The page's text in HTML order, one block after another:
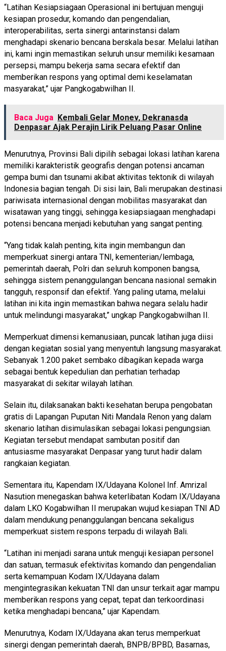
“Latihan Kesiapsiagaan Operasional ini bertujuan menguji
kesiapan prosedur, komando dan pengendalian,
interoperabilitas, serta sinergi antarinstansi dalam
menghadapi skenario bencana berskala besar. Melalui latihan
ini, kami ingin memastikan seluruh unsur memiliki kesamaan
persepsi, mampu bekerja sama secara efektif dan
memberikan respons yang optimal demi keselamatan
masyarakat,” ujar Pangkogabwilhan II.
Baca Juga Kembali Gelar Monev, Dekranasda
Denpasar Ajak Perajin Lirik Peluang Pasar Online
Menurutnya, Provinsi Bali dipilih sebagai lokasi latihan karena
memiliki karakteristik geografis dengan potensi ancaman
gempa bumi dan tsunami akibat aktivitas tektonik di wilayah
Indonesia bagian tengah. Di sisi lain, Bali merupakan destinasi
pariwisata internasional dengan mobilitas masyarakat dan
wisatawan yang tinggi, sehingga kesiapsiagaan menghadapi
potensi bencana menjadi kebutuhan yang sangat penting.
“Yang tidak kalah penting, kita ingin membangun dan
memperkuat sinergi antara TNI, kementerian/lembaga,
pemerintah daerah, Polri dan seluruh komponen bangsa,
sehingga sistem penanggulangan bencana nasional semakin
tangguh, responsif dan efektif. Yang paling utama, melalui
latihan ini kita ingin memastikan bahwa negara selalu hadir
untuk melindungi masyarakat,” ungkap Pangkogabwilhan II.
Memperkuat dimensi kemanusiaan, puncak latihan juga diisi
dengan kegiatan sosial yang menyentuh langsung masyarakat.
Sebanyak 1.200 paket sembako dibagikan kepada warga
sebagai bentuk kepedulian dan perhatian terhadap
masyarakat di sekitar wilayah latihan.
Selain itu, dilaksanakan bakti kesehatan berupa pengobatan
gratis di Lapangan Puputan Niti Mandala Renon yang dalam
skenario latihan disimulasikan sebagai lokasi pengungsian.
Kegiatan tersebut mendapat sambutan positif dan
antusiasme masyarakat Denpasar yang turut hadir dalam
rangkaian kegiatan.
Sementara itu, Kapendam IX/Udayana Kolonel Inf. Amrizal
Nasution menegaskan bahwa keterlibatan Kodam IX/Udayana
dalam LKO Kogabwilhan II merupakan wujud kesiapan TNI AD
dalam mendukung penanggulangan bencana sekaligus
memperkuat sistem respons terpadu di wilayah Bali.
“Latihan ini menjadi sarana untuk menguji kesiapan personel
dan satuan, termasuk efektivitas komando dan pengendalian
serta kemampuan Kodam IX/Udayana dalam
mengintegrasikan kekuatan TNI dan unsur terkait agar mampu
memberikan respons yang cepat, tepat dan terkoordinasi
ketika menghadapi bencana,” ujar Kapendam.
Menurutnya, Kodam IX/Udayana akan terus memperkuat
sinergi dengan pemerintah daerah, BNPB/BPBD, Basarnas,